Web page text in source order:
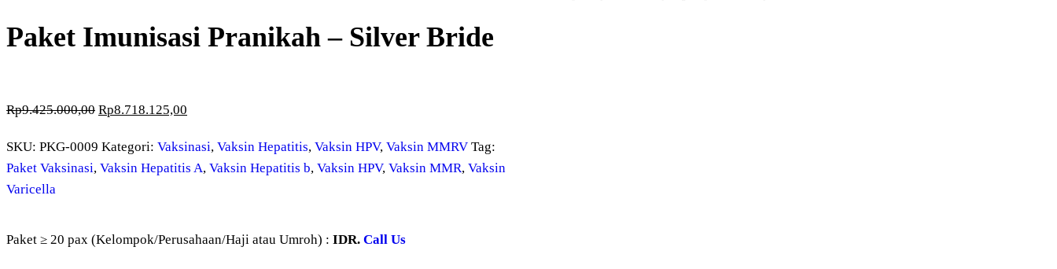
Paket Imunisasi Pranikah – Silver Bride
Rp9.425.000,00 Rp8.718.125,00
SKU: PKG-0009 Kategori: Vaksinasi, Vaksin Hepatitis, Vaksin HPV, Vaksin MMRV Tag:
Paket Vaksinasi, Vaksin Hepatitis A, Vaksin Hepatitis b, Vaksin HPV, Vaksin MMR, Vaksin
Varicella
Paket ≥ 20 pax (Kelompok/Perusahaan/Haji atau Umroh) : IDR. Call Us